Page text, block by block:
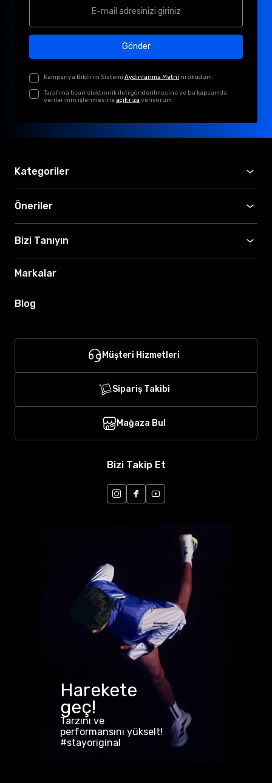
Gönder
Kampanya Bildirim Sistemi Aydınlanma Metni'ni okudum.
Tarafıma ticari elektronik ileti gönderilmesine ve bu kapsamda
verilerimin işlenmesineaçık rıza veriyorum.
Kategoriler
Öneriler
Bizi Tanıyın
Markalar
Blog
Müşteri Hizmetleri
Sipariş Takibi
Mağaza Bul
Bizi Takip Et
Harekete
geç!
Tarzını ve
performansını yükselt!
#stayoriginal